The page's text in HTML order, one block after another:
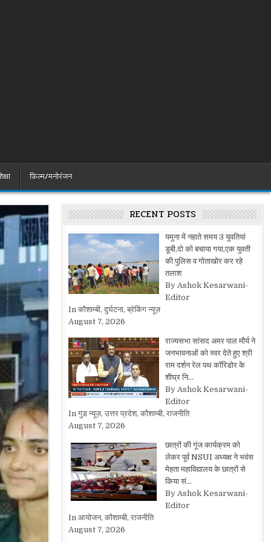
फ़िल्म/मनोरंजन
RECENT POSTS
यमुना में नहाते समय 3 युवतियां
डूबी,दो को बचाया गया,एक युवती
की पुलिस व गोताखोर कर रहे
तलाश
By Ashok Kesarwani-
Editor
In कौशाम्बी, दुर्घटना, ब्रेकिंग न्यूज़
August 7, 2026
राज्यसभा सांसद अमर पाल मौर्य ने
जनभावनाओं को स्वर देते हुए श्री
राम दर्शन रेल पथ कॉरिडोर के
शीघ्र नि…
By Ashok Kesarwani-
Editor
In गुड न्यूज़, उत्तर प्रदेश, कौशाम्बी, राजनीति
August 7, 2026
छात्रों की गूंज कार्यक्रम को
लेकर पूर्व NSUI अध्यक्ष ने भवंस
मेहता महाविद्यालय के छात्रों से
किया सं…
By Ashok Kesarwani-
Editor
In आयोजन, कौशाम्बी, राजनीति
August 7, 2026